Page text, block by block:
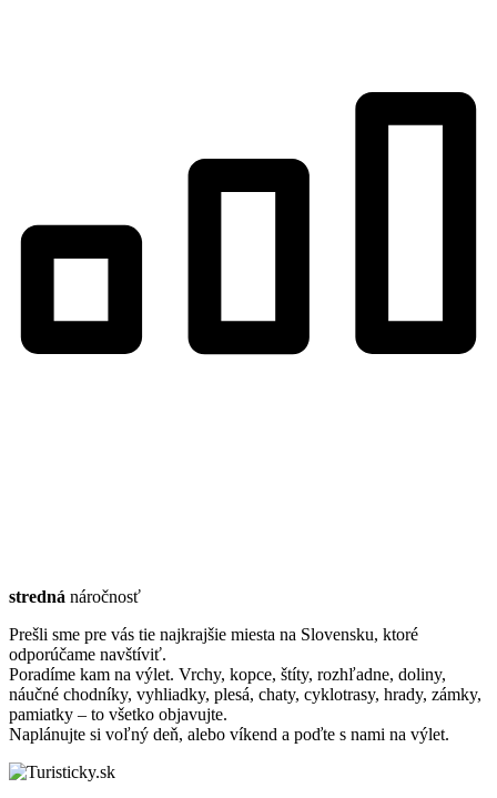
stredná náročnosť
Prešli sme pre vás tie najkrajšie miesta na Slovensku, ktoré
odporúčame navštíviť.
Poradíme kam na výlet. Vrchy, kopce, štíty, rozhľadne, doliny,
náučné chodníky, vyhliadky, plesá, chaty, cyklotrasy, hrady, zámky,
pamiatky – to všetko objavujte.
Naplánujte si voľný deň, alebo víkend a poďte s nami na výlet.